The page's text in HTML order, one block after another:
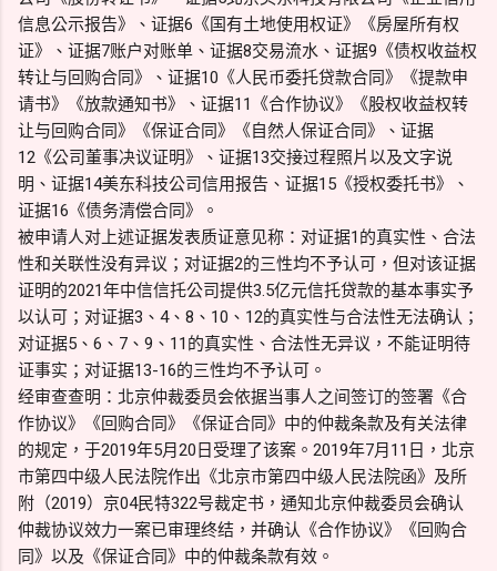
信息公示报告》、证据6《国有土地使用权证》《房屋所有权
证》、证据7账户对账单、证据8交易流水、证据9《债权收益权
转让与回购合同》、证据10《人民币委托贷款合同》《提款申
请书》《放款通知书》、证据11《合作协议》《股权收益权转
让与回购合同》《保证合同》《自然人保证合同》、证据
12《公司董事决议证明》、证据13交接过程照片以及文字说
明、证据14美东科技公司信用报告、证据15《授权委托书》、
证据16《债务清偿合同》。
被申请人对上述证据发表质证意见称：对证据1的真实性、合法
性和关联性没有异议；对证据2的三性均不予认可，但对该证据
证明的2021年中信信托公司提供3.5亿元信托贷款的基本事实予
以认可；对证据3、4、8、10、12的真实性与合法性无法确认；
对证据5、6、7、9、11的真实性、合法性无异议，不能证明待
证事实；对证据13-16的三性均不予认可。
经审查查明：北京仲裁委员会依据当事人之间签订的签署《合
作协议》《回购合同》《保证合同》中的仲裁条款及有关法律
的规定，于2019年5月20日受理了该案。2019年7月11日，北京
市第四中级人民法院作出《北京市第四中级人民法院函》及所
附（2019）京04民特322号裁定书，通知北京仲裁委员会确认
仲裁协议效力一案已审理终结，并确认《合作协议》《回购合
同》以及《保证合同》中的仲裁条款有效。